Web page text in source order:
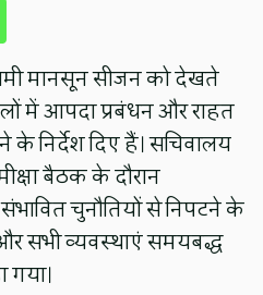
मानसून सीजन को देखते
में आपदा प्रबंधन और राहत
के निर्देश दिए हैं। सचिवालय
बैठक के दौरान
चुनौतियों से निपटने के
सभी व्यवस्थाएं समयबद्ध